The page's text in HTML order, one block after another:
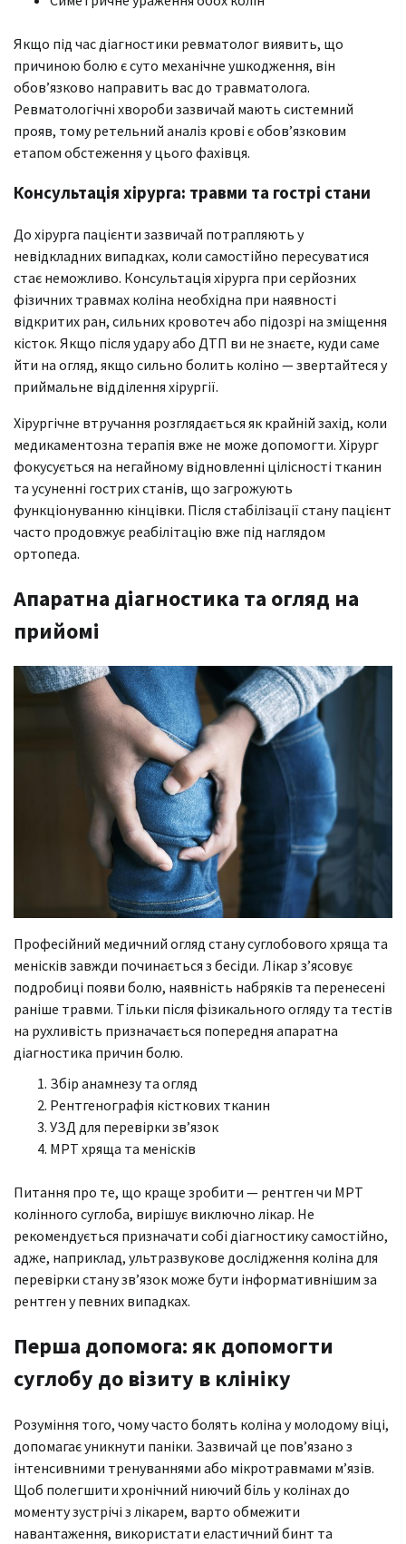
Якщо під час діагностики ревматолог виявить, що
причиною болю є суто механічне ушкодження, він
обов’язково направить вас до травматолога.
Ревматологічні хвороби зазвичай мають системний
прояв, тому ретельний аналіз крові є обов’язковим
етапом обстеження у цього фахівця.
Консультація хірурга: травми та гострі стани
До хірурга пацієнти зазвичай потрапляють у
невідкладних випадках, коли самостійно пересуватися
стає неможливо. Консультація хірурга при серйозних
фізичних травмах коліна необхідна при наявності
відкритих ран, сильних кровотеч або підозрі на зміщення
кісток. Якщо після удару або ДТП ви не знаєте, куди саме
йти на огляд, якщо сильно болить коліно — звертайтеся у
приймальне відділення хірургії.
Хірургічне втручання розглядається як крайній захід, коли
медикаментозна терапія вже не може допомогти. Хірург
фокусується на негайному відновленні цілісності тканин
та усуненні гострих станів, що загрожують
функціонуванню кінцівки. Після стабілізації стану пацієнт
часто продовжує реабілітацію вже під наглядом
ортопеда.
Апаратна діагностика та огляд на
прийомі
Професійний медичний огляд стану суглобового хряща та
менісків завжди починається з бесіди. Лікар з’ясовує
подробиці появи болю, наявність набряків та перенесені
раніше травми. Тільки після фізикального огляду та тестів
на рухливість призначається попередня апаратна
діагностика причин болю.
Збір анамнезу та огляд
Рентгенографія кісткових тканин
УЗД для перевірки зв’язок
МРТ хряща та менісків
Питання про те, що краще зробити — рентген чи МРТ
колінного суглоба, вирішує виключно лікар. Не
рекомендується призначати собі діагностику самостійно,
адже, наприклад, ультразвукове дослідження коліна для
перевірки стану зв’язок може бути інформативнішим за
рентген у певних випадках.
Перша допомога: як допомогти
суглобу до візиту в клініку
Розуміння того, чому часто болять коліна у молодому віці,
допомагає уникнути паніки. Зазвичай це пов’язано з
інтенсивними тренуваннями або мікротравмами м’язів.
Щоб полегшити хронічний ниючий біль у колінах до
моменту зустрічі з лікарем, варто обмежити
навантаження, використати еластичний бинт та